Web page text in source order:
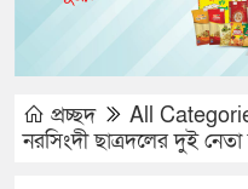
প্রচ্ছদ All
নরসিংদী ছাত্রদলের দুই